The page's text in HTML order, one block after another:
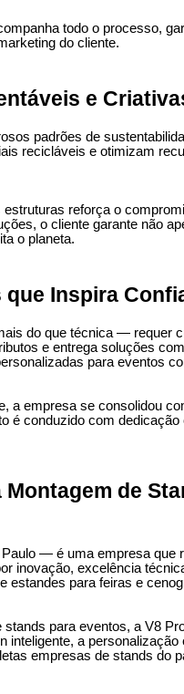
todo o processo,
do cliente.
e
padrões de
recicláveis e otimizam
reforça o
o cliente garante não
o planeta.
que Inspira
do que técnica — requer
e entrega soluções
para eventos
a empresa se consolidou
é conduzido com
de
— é uma empresa que
inovação, excelência
estandes para feiras e
para eventos, a V8
inteligente, a personalização
empresas de stands do